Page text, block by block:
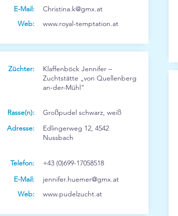
E-Mail:
Web:
Christina.k@gmx.at
www.royal-temptation.at
Züchter:
Klaffenböck Jennifer –
Zuchtstätte „von Quellenberg
an-der-Mühl“
Rasse(n):
Adresse:
Großpudel schwarz, weiß
Edlingerweg 12, 4542
Nussbach
Telefon:
+43 (0)699-17058518
E-Mail:
Web:
jennifer.huemer@gmx.at
www.pudelzucht.at